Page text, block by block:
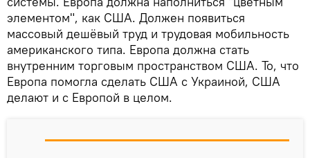
элементом", как США. Должен появиться
массовый дешёвый труд и трудовая мобильность
американского типа. Европа должна стать
внутренним торговым пространством США. То, что
Европа помогла сделать США с Украиной, США
делают и с Европой в целом.